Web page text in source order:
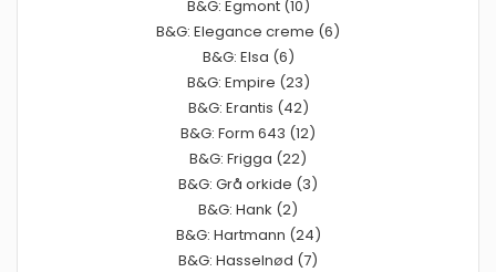
B&G: Egmont (10)
B&G: Elegance creme (6)
B&G: Elsa (6)
B&G: Empire (23)
B&G: Erantis (42)
B&G: Form 643 (12)
B&G: Frigga (22)
B&G: Grå orkide (3)
B&G: Hank (2)
B&G: Hartmann (24)
B&G: Hasselnød (7)